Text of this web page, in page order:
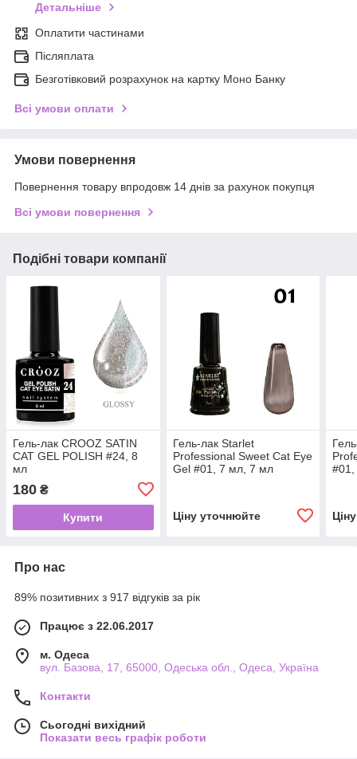
Детальніше
Оплатити частинами
Післяплата
Безготівковий розрахунок на картку Моно Банку
Всі умови оплати
Умови повернення
Повернення товару впродовж 14 днів за рахунок покупця
Всі умови повернення
Подібні товари компанії
Гель-лак CROOZ SATIN
CAT GEL POLISH #24, 8
мл
180 ₴
Купити
Гель-лак Starlet
Professional Sweet Cat Eye
Gel #01, 7 мл, 7 мл
Ціну уточнюйте
Про нас
89% позитивних з 917 відгуків за рік
Працює з 22.06.2017
м. Одеса
вул. Базова, 17, 65000, Одеська обл., Одеса, Україна
Контакти
Сьогодні вихідний
Показати весь графік роботи